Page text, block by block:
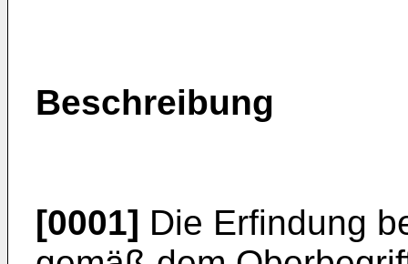
Beschreibung
[0001] Die Erfindung